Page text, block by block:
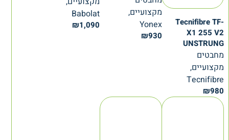
Tecnifibre TF-
X1 255 V2
UNSTRUNG
מחבטים
מקצועיים,
Tecnifibre
₪980
מקצועיים,
Yonex
₪930
Babolat
₪1,090